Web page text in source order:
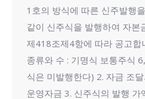
1호의 방식에 따른 신주발행
같이 신주식을 발행하여 자본
제418조제4항에 따라 공고합
종류와 수 : 기명식 보통주식
식은 미발행한다) 2. 자금 조
운영자금 3. 신주식의 발행